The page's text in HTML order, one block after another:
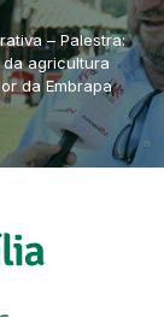
– Palestra:
agricultura
da Embrapa